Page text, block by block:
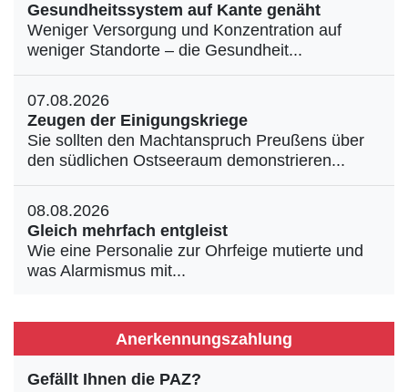
Gesundheitssystem auf Kante genäht
Weniger Versorgung und Konzentration auf
weniger Standorte – die Gesundheit...
07.08.2026
Zeugen der Einigungskriege
Sie sollten den Machtanspruch Preußens über
den südlichen Ostseeraum demonstrieren...
08.08.2026
Gleich mehrfach entgleist
Wie eine Personalie zur Ohrfeige mutierte und
was Alarmismus mit...
Anerkennungszahlung
Gefällt Ihnen die PAZ?